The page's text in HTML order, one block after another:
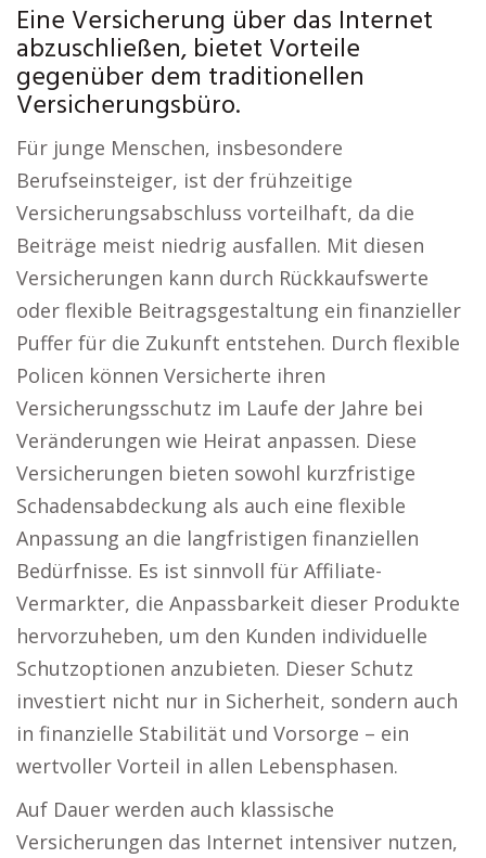
Eine Versicherung über das Internet
abzuschließen, bietet Vorteile
gegenüber dem traditionellen
Versicherungsbüro.
Für junge Menschen, insbesondere
Berufseinsteiger, ist der frühzeitige
Versicherungsabschluss vorteilhaft, da die
Beiträge meist niedrig ausfallen. Mit diesen
Versicherungen kann durch Rückkaufswerte
oder flexible Beitragsgestaltung ein finanzieller
Puffer für die Zukunft entstehen. Durch flexible
Policen können Versicherte ihren
Versicherungsschutz im Laufe der Jahre bei
Veränderungen wie Heirat anpassen. Diese
Versicherungen bieten sowohl kurzfristige
Schadensabdeckung als auch eine flexible
Anpassung an die langfristigen finanziellen
Bedürfnisse. Es ist sinnvoll für Affiliate-
Vermarkter, die Anpassbarkeit dieser Produkte
hervorzuheben, um den Kunden individuelle
Schutzoptionen anzubieten. Dieser Schutz
investiert nicht nur in Sicherheit, sondern auch
in finanzielle Stabilität und Vorsorge – ein
wertvoller Vorteil in allen Lebensphasen.
Auf Dauer werden auch klassische
Versicherungen das Internet intensiver nutzen,